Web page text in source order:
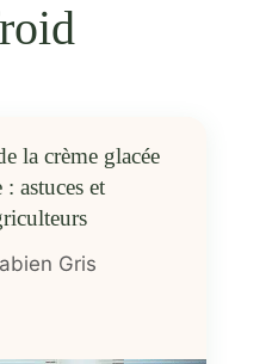
la crème glacée
astuces et
Gris